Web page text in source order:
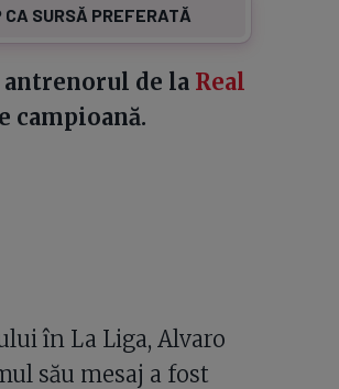
CA SURSĂ PREFERATĂ
antrenorul de la Real
în La Liga, Alvaro
său mesaj a fost